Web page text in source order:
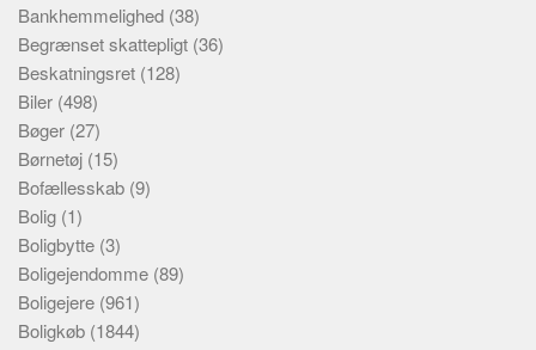
Bankhemmelighed (38)
Begrænset skattepligt (36)
Beskatningsret (128)
Biler (498)
Bøger (27)
Børnetøj (15)
Bofællesskab (9)
Bolig (1)
Boligbytte (3)
Boligejendomme (89)
Boligejere (961)
Boligkøb (1844)